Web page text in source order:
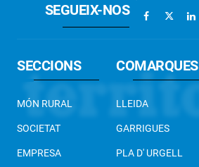
SEGUEIX-NOS
SECCIONS
MÓN RURAL
SOCIETAT
EMPRESA
COMARQUES
LLEIDA
GARRIGUES
PLA D' URGELL